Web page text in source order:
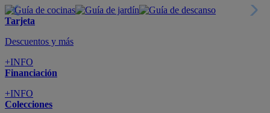
Tarjeta
Descuentos y más
+INFO
Financiación
+INFO
Colecciones